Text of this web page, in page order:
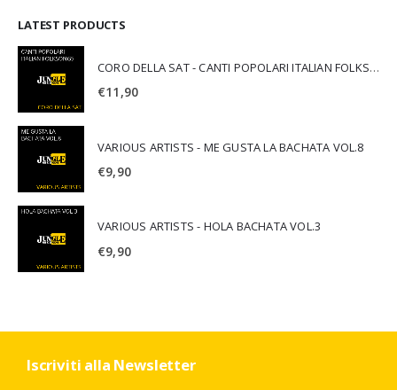
LATEST PRODUCTS
CORO DELLA SAT - CANTI POPOLARI ITALIAN FOLKSONGS
€11,90
VARIOUS ARTISTS - ME GUSTA LA BACHATA VOL.8
€9,90
VARIOUS ARTISTS - HOLA BACHATA VOL.3
€9,90
Iscriviti alla Newsletter